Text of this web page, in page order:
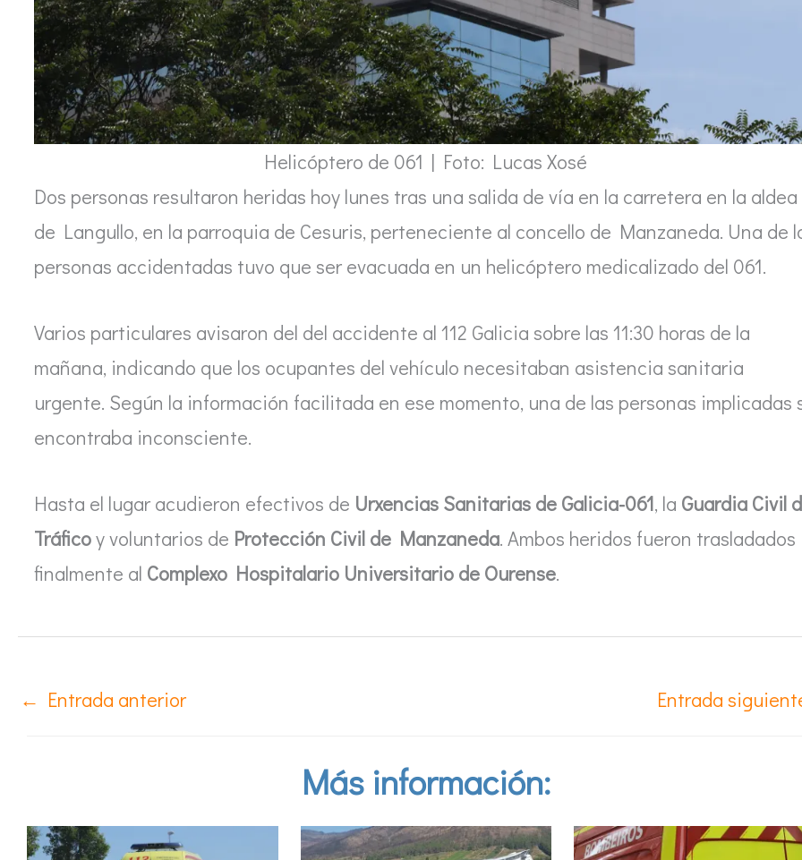
Helicóptero de 061 | Foto: Lucas Xosé
Dos personas resultaron heridas hoy lunes tras una salida de vía en la carretera en la aldea
de Langullo, en la parroquia de Cesuris, perteneciente al concello de Manzaneda. Una de
personas accidentadas tuvo que ser evacuada en un helicóptero medicalizado del 061.
Varios particulares avisaron del del accidente al 112 Galicia sobre las 11:30 horas de la
mañana, indicando que los ocupantes del vehículo necesitaban asistencia sanitaria
urgente. Según la información facilitada en ese momento, una de las personas implicadas
encontraba inconsciente.
Hasta el lugar acudieron efectivos de Urxencias Sanitarias de Galicia-061, la Guardia Civil
Tráficoy voluntarios de Protección Civil de Manzaneda. Ambos heridos fueron trasladados
finalmente al Complexo Hospitalario Universitario de Ourense.
← Entrada anterior Entrada
Más información: